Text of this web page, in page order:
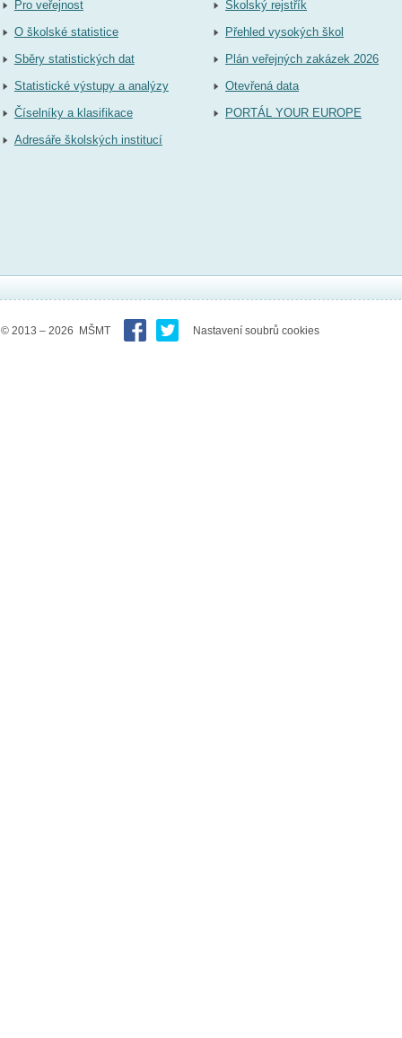
Pro veřejnost
O školské statistice
Sběry statistických dat
Statistické výstupy a analýzy
Číselníky a klasifikace
Adresáře školských institucí
Školský rejstřík
Přehled vysokých škol
Plán veřejných zakázek 2026
Otevřená data
PORTÁL YOUR EUROPE
© 2013 – 2026 MŠMT Nastavení soubrů cookies